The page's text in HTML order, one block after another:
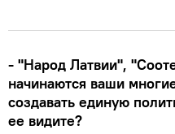
- "Народ Латвии",
начинаются ваши
создавать единую
ее видите?